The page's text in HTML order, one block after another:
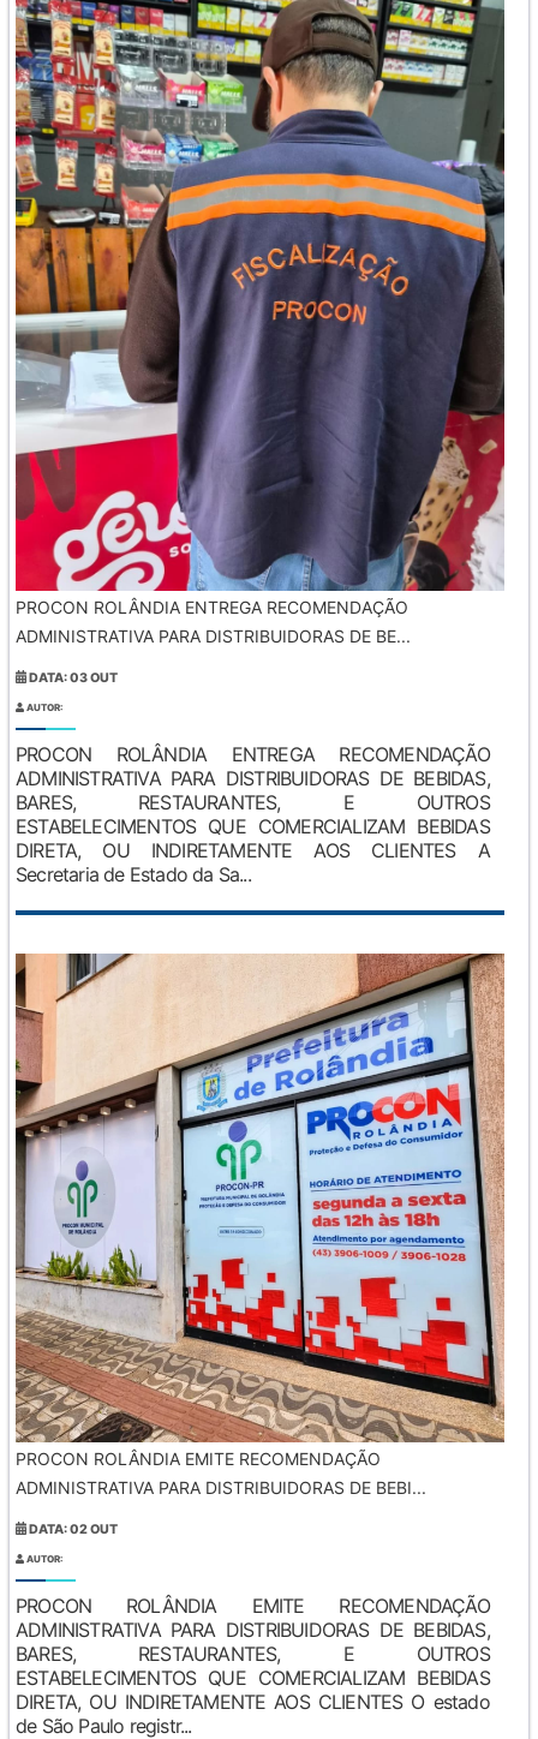
PROCON ROLÂNDIA ENTREGA RECOMENDAÇÃO
ADMINISTRATIVA PARA DISTRIBUIDORAS DE BE...
DATA: 03 OUT
AUTOR:
PROCON ROLÂNDIA ENTREGA RECOMENDAÇÃO
ADMINISTRATIVA PARA DISTRIBUIDORAS DE BEBIDAS,
BARES, RESTAURANTES, E OUTROS
ESTABELECIMENTOS QUE COMERCIALIZAM BEBIDAS
DIRETA, OU INDIRETAMENTE AOS CLIENTES A
Secretaria de Estado da Sa...
PROCON ROLÂNDIA EMITE RECOMENDAÇÃO
ADMINISTRATIVA PARA DISTRIBUIDORAS DE BEBI...
DATA: 02 OUT
AUTOR:
PROCON ROLÂNDIA EMITE RECOMENDAÇÃO
ADMINISTRATIVA PARA DISTRIBUIDORAS DE BEBIDAS,
BARES, RESTAURANTES, E OUTROS
ESTABELECIMENTOS QUE COMERCIALIZAM BEBIDAS
DIRETA, OU INDIRETAMENTE AOS CLIENTES O estado
de São Paulo registr...